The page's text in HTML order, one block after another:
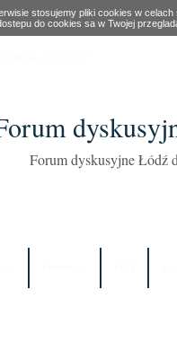
stosujemy pliki cookies w
do cookies sa w Twojej
Forum dyskusyjne Łódź